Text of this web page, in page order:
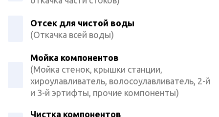
Отсек для чистой воды
(Откачка всей воды)
Мойка компонентов
(Мойка стенок, крышки станции,
хироулавливатель, волосоулавливатель, 2-й
и 3-й эртифты, прочие компоненты)
Чистка компонентов